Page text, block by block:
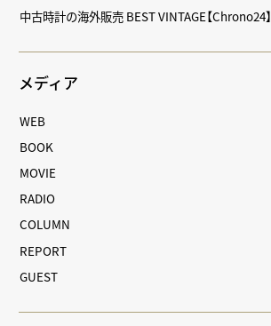
中古時計の海外販売 BEST VINTAGE【Chrono24】
メディア
WEB
BOOK
MOVIE
RADIO
COLUMN
REPORT
GUEST